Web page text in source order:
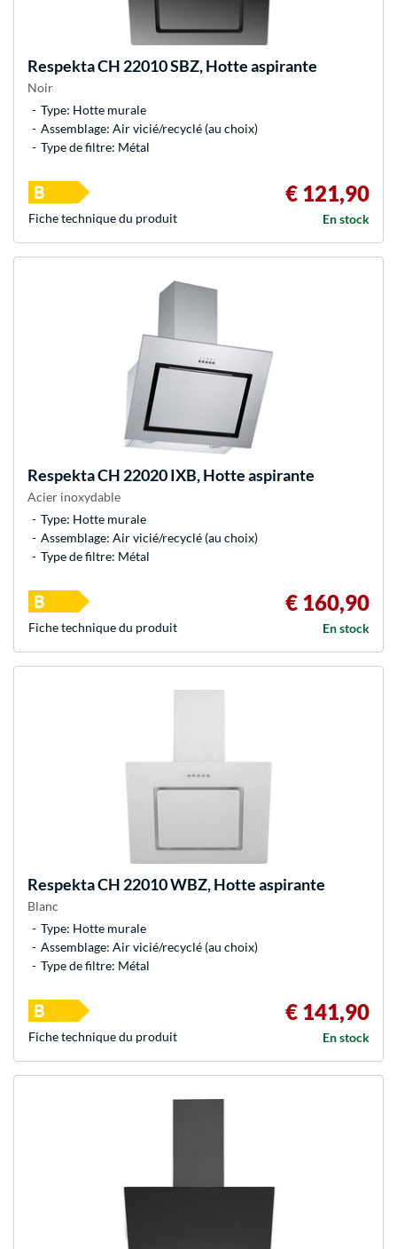
RespektaCH 22010 SBZ, Hotte aspirante
Noir
Type: Hotte murale
Assemblage: Air vicié/recyclé (au choix)
Type de filtre: Métal
€ 121,90
En stock
Fiche technique du produit
RespektaCH 22020 IXB, Hotte aspirante
Acier inoxydable
Type: Hotte murale
Assemblage: Air vicié/recyclé (au choix)
Type de filtre: Métal
€ 160,90
En stock
Fiche technique du produit
RespektaCH 22010 WBZ, Hotte aspirante
Blanc
Type: Hotte murale
Assemblage: Air vicié/recyclé (au choix)
Type de filtre: Métal
€ 141,90
En stock
Fiche technique du produit